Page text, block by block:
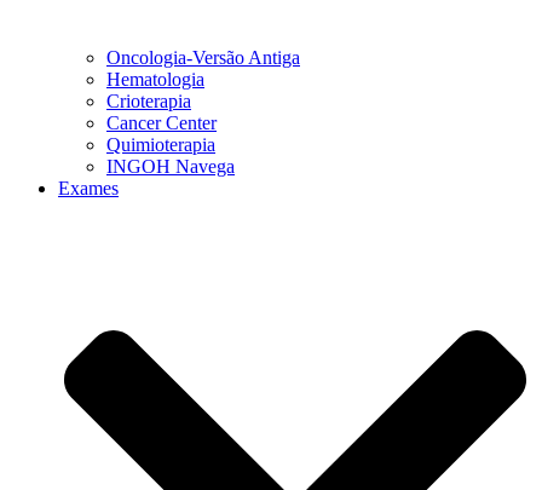
Oncologia-Versão Antiga
Hematologia
Crioterapia
Cancer Center
Quimioterapia
INGOH Navega
Exames